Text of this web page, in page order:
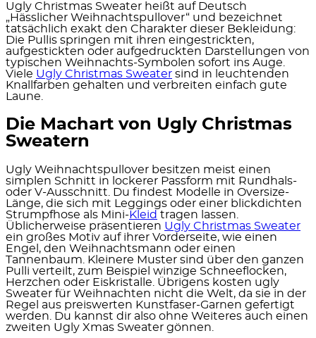
Ugly Christmas Sweater heißt auf Deutsch
„Hässlicher Weihnachtspullover“ und bezeichnet
tatsächlich exakt den Charakter dieser Bekleidung:
Die Pullis springen mit ihren eingestrickten,
aufgestickten oder aufgedruckten Darstellungen von
typischen Weihnachts-Symbolen sofort ins Auge.
Viele Ugly Christmas Sweater sind in leuchtenden
Knallfarben gehalten und verbreiten einfach gute
Laune.
Die Machart von Ugly Christmas
Sweatern
Ugly Weihnachtspullover besitzen meist einen
simplen Schnitt in lockerer Passform mit Rundhals-
oder V-Ausschnitt. Du findest Modelle in Oversize-
Länge, die sich mit Leggings oder einer blickdichten
Strumpfhose als Mini-Kleid tragen lassen.
Üblicherweise präsentieren Ugly Christmas Sweater
ein großes Motiv auf ihrer Vorderseite, wie einen
Engel, den Weihnachtsmann oder einen
Tannenbaum. Kleinere Muster sind über den ganzen
Pulli verteilt, zum Beispiel winzige Schneeflocken,
Herzchen oder Eiskristalle. Übrigens kosten ugly
Sweater für Weihnachten nicht die Welt, da sie in der
Regel aus preiswerten Kunstfaser-Garnen gefertigt
werden. Du kannst dir also ohne Weiteres auch einen
zweiten Ugly Xmas Sweater gönnen.